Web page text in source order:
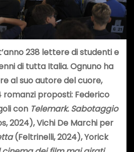
238 lettere di studenti e
di tutta Italia. Ognuno ha
al suo autore del cuore,
romanzi proposti: Federico
con Telemark. Sabotaggio
2024), Vichi De Marchi per
(Feltrinelli, 2024), Yorick